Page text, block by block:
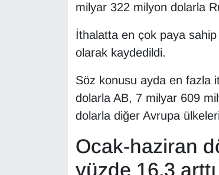
milyar 322 milyon dolarla
İthalatta en çok paya
olarak kaydedildi.
Söz konusu ayda en fazla
dolarla AB, 7 milyar 609
dolarla diğer Avrupa
Ocak-haziran
yüzde 16,3 arttı